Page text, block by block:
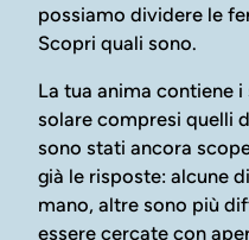
possiamo dividere le
Scopri quali sono.
La tua anima contiene
solare compresi quelli
sono stati ancora
già le risposte: alcune
mano, altre sono più
essere cercate con